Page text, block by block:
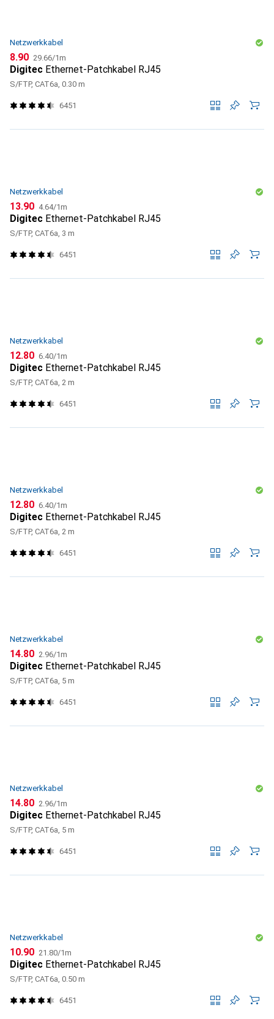
Netzwerkkabel
CHF
8.90 CHF
29.66/1m
Digitec Ethernet-Patchkabel RJ45
S/FTP, CAT6a, 0.30 m
6451
Netzwerkkabel
CHF
13.90 CHF
4.64/1m
Digitec Ethernet-Patchkabel RJ45
S/FTP, CAT6a, 3 m
6451
Netzwerkkabel
CHF
12.80 CHF
6.40/1m
Digitec Ethernet-Patchkabel RJ45
S/FTP, CAT6a, 2 m
6451
Netzwerkkabel
CHF
12.80 CHF
6.40/1m
Digitec Ethernet-Patchkabel RJ45
S/FTP, CAT6a, 2 m
6451
Netzwerkkabel
CHF
14.80 CHF
2.96/1m
Digitec Ethernet-Patchkabel RJ45
S/FTP, CAT6a, 5 m
6451
Netzwerkkabel
CHF
14.80 CHF
2.96/1m
Digitec Ethernet-Patchkabel RJ45
S/FTP, CAT6a, 5 m
6451
Netzwerkkabel
CHF
10.90 CHF
21.80/1m
Digitec Ethernet-Patchkabel RJ45
S/FTP, CAT6a, 0.50 m
6451